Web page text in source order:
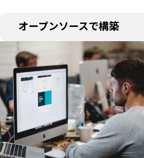
オープンソースで構築